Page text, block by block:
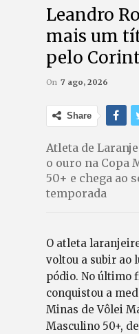
Leandro
mais um
pelo
On 7 ago, 2026
Share
Atleta de
o ouro na Copa
50+ e chega ao
temporada
O atleta
voltou a subir ao
pódio. No último
conquistou a
Minas de Vôlei
Masculino 50+,